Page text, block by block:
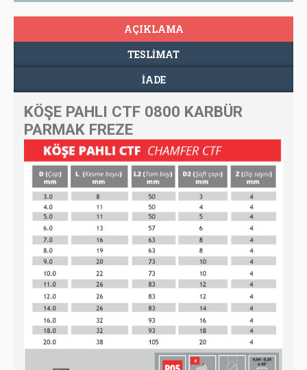
AÇIKLAMA
TESLIMAT
İADE
KÖŞE PAHLI CTF 0800 KARBÜR
PARMAK FREZE